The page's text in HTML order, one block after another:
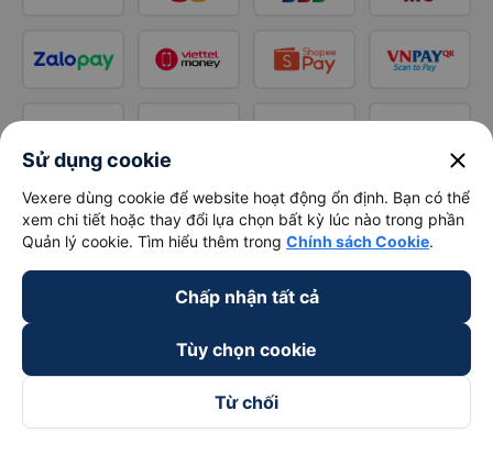
Sử dụng cookie close
Vexere dùng cookie để website hoạt động ổn định. Bạn có thể
xem chi tiết hoặc thay đổi lựa chọn bất kỳ lúc nào trong phần
Quản lý cookie. Tìm hiểu thêm trong Chính sách Cookie.
Chấp nhận tất cả
Tùy chọn cookie
Từ chối